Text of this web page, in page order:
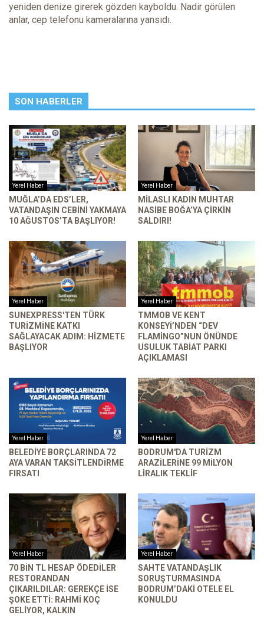
yeniden denize girerek gözden kayboldu. Nadir görülen
anlar, cep telefonu kameralarına yansıdı.
SON HABERLER
Yerel Haber
MUĞLA’DA EDS’LER,
VATANDAŞIN CEBINI YAKMAYA
10 AĞUSTOS’TA BAŞLIYOR!
Yerel Haber
MILASLI KADIN MUHTAR
NASIBE BOĞA’YA ÇIRKIN
SALDIRI!
Yerel Haber
SUNEXPRESS'TEN TÜRK
TURIZMINE KATKI
SAĞLAYACAK ADIM: HIZMETE
BAŞLIYOR
Yerel Haber
TMMOB VE KENT
KONSEYI’NDEN “DEV
FLAMINGO”NUN ÖNÜNDE
USULUK TABIAT PARKI
AÇIKLAMASI
Yerel Haber
BELEDIYE BORÇLARINDA 72
AYA VARAN TAKSITLENDIRME
FIRSATI
Yerel Haber
BODRUM'DA TURIZM
ARAZILERINE 99 MILYON
LIRALIK TEKLIF
Yerel Haber
70 BIN TL HESAP ÖDEDILER
RESTORANDAN
ÇIKARILDILAR: GEREKÇE ISE
ŞOKE ETTI: RAHMI KOÇ
GELIYOR, KALKIN
Yerel Haber
SAHTE VATANDAŞLIK
SORUŞTURMASINDA
BODRUM’DAKI OTELE EL
KONULDU